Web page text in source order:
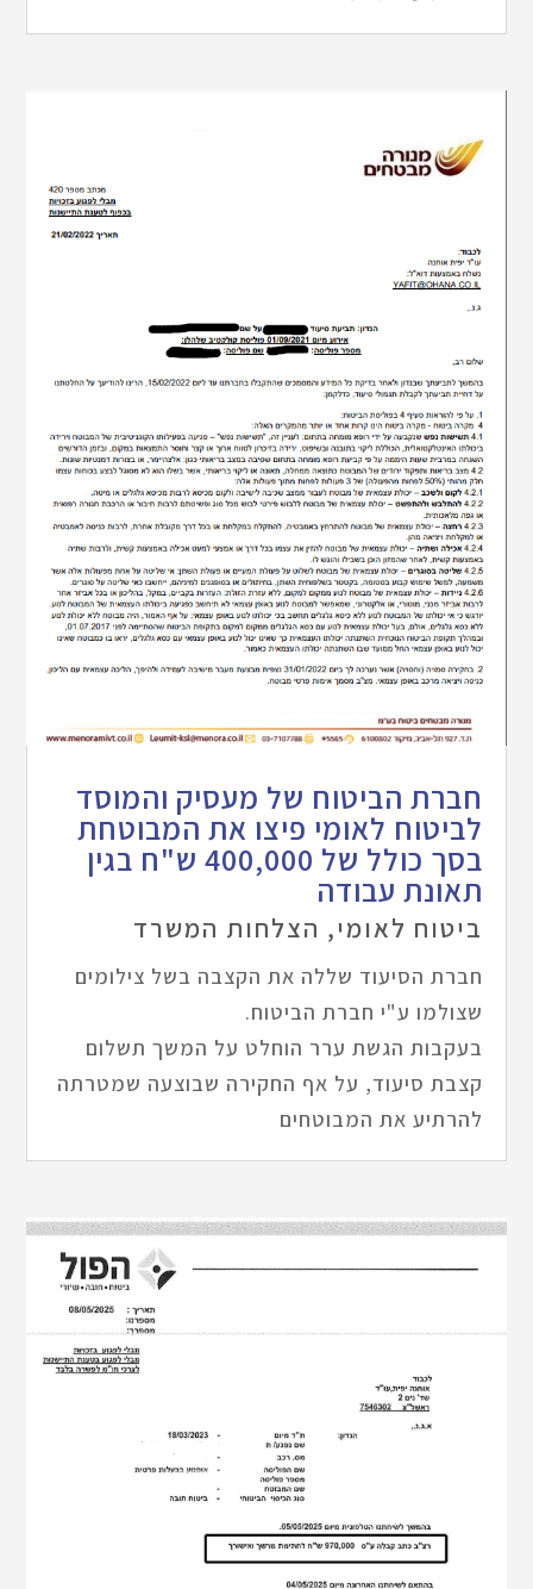
חברת הביטוח של מעסיק והמוסד
לביטוח לאומי פיצו את המבוטחת
בסך כולל של 400,000 ש"ח בגין
תאונת עבודה
ביטוח לאומי, הצלחות המשרד
חברת הסיעוד שללה את הקצבה בשל צילומים
שצולמו ע"י חברת הביטוח.
בעקבות הגשת ערר הוחלט על המשך תשלום
קצבת סיעוד, על אף החקירה שבוצעה שמטרתה
להרתיע את המבוטחים